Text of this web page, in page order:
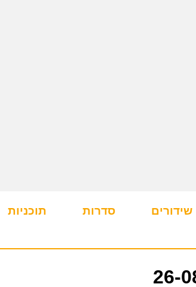
שידורים סדרות תוכניות